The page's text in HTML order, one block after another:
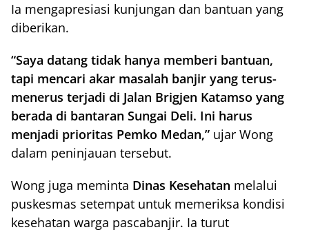
Ia mengapresiasi kunjungan dan bantuan yang
diberikan.
“Saya datang tidak hanya memberi bantuan,
tapi mencari akar masalah banjir yang terus-
menerus terjadi di Jalan Brigjen Katamso yang
berada di bantaran Sungai Deli. Ini harus
menjadi prioritas Pemko Medan,” ujar Wong
dalam peninjauan tersebut.
Wong juga meminta Dinas Kesehatan melalui
puskesmas setempat untuk memeriksa kondisi
kesehatan warga pascabanjir. Ia turut